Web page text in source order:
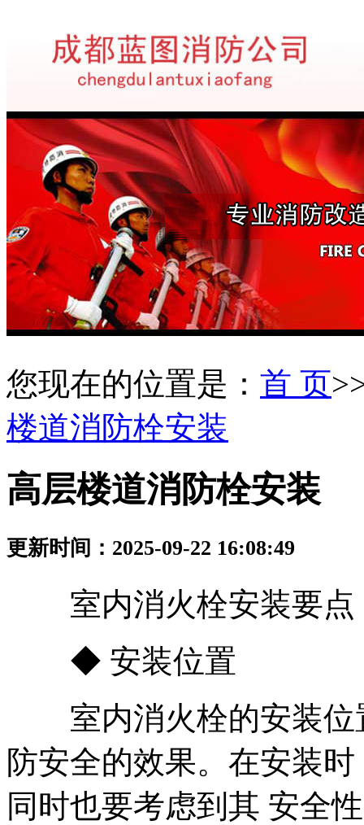
您现在的位置是： 首 页
楼道消防栓安装
高层楼道消防栓安装
更新时间：2025-09-22 16:08:49
室内消火栓安装要点
◆ 安装位置
室内消火栓的安装位
防安全的效果。在安装
同时也要考虑到其 安全